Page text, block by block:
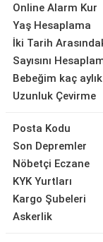
Online Alarm Kur
Yaş Hesaplama
İki Tarih
Sayısını
Bebeğim kaç
Uzunluk Çevirme
Posta Kodu
Son Depremler
Nöbetçi Eczane
KYK Yurtları
Kargo Şubeleri
Askerlik